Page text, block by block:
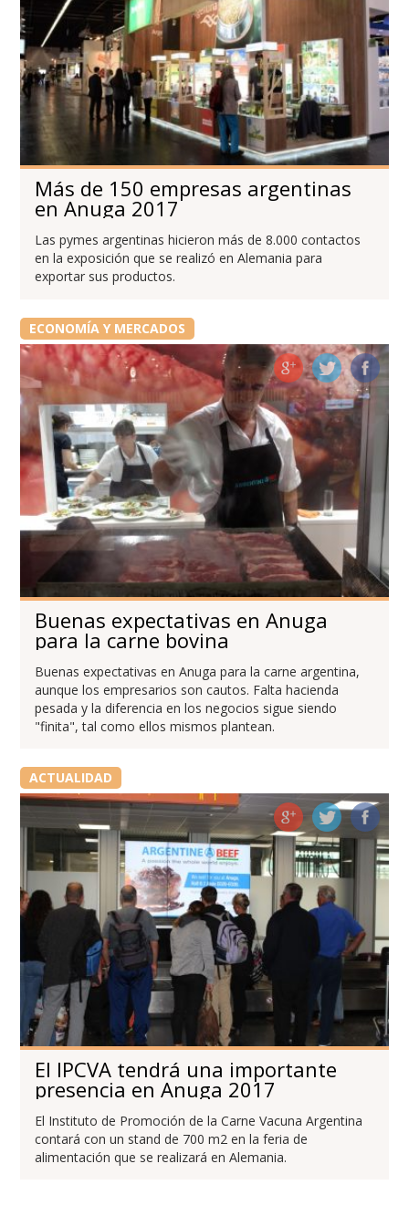
Más de 150 empresas argentinas
en Anuga 2017
Las pymes argentinas hicieron más de 8.000 contactos
en la exposición que se realizó en Alemania para
exportar sus productos.
ECONOMÍA Y MERCADOS
Buenas expectativas en Anuga
para la carne bovina
Buenas expectativas en Anuga para la carne argentina,
aunque los empresarios son cautos. Falta hacienda
pesada y la diferencia en los negocios sigue siendo
"finita", tal como ellos mismos plantean.
ACTUALIDAD
El IPCVA tendrá una importante
presencia en Anuga 2017
El Instituto de Promoción de la Carne Vacuna Argentina
contará con un stand de 700 m2 en la feria de
alimentación que se realizará en Alemania.